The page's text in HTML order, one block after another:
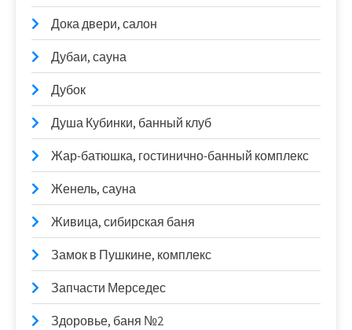
Дока двери, салон
Дубаи, сауна
Дубок
Душа Кубинки, банный клуб
Жар-батюшка, гостинично-банный комплекс
Женель, сауна
Живица, сибирская баня
Замок в Пушкине, комплекс
Запчасти Мерседес
Здоровье, баня №2